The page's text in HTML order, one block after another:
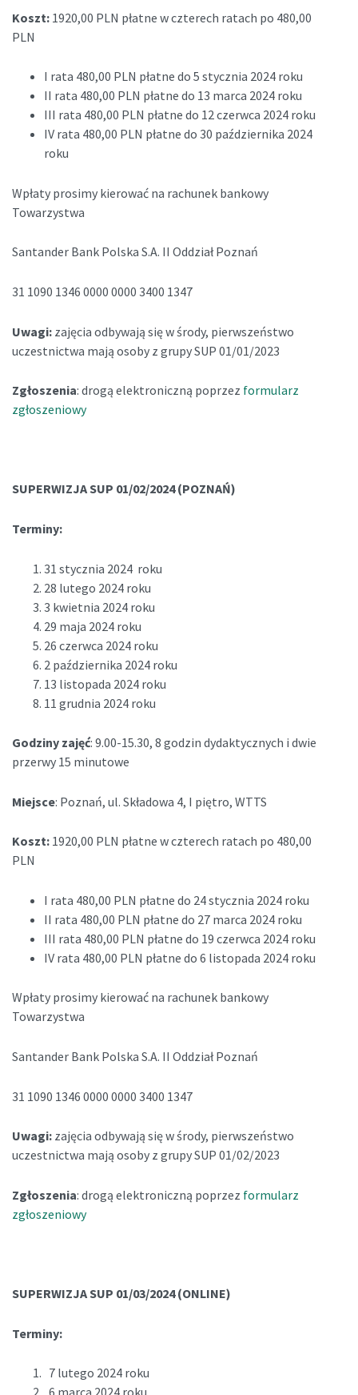
Koszt: 1920,00 PLN płatne w czterech ratach po 480,00
PLN
I rata 480,00 PLN płatne do 5 stycznia 2024 roku
II rata 480,00 PLN płatne do 13 marca 2024 roku
III rata 480,00 PLN płatne do 12 czerwca 2024 roku
IV rata 480,00 PLN płatne do 30 października 2024
roku
Wpłaty prosimy kierować na rachunek bankowy
Towarzystwa
Santander Bank Polska S.A. II Oddział Poznań
31 1090 1346 0000 0000 3400 1347
Uwagi: zajęcia odbywają się w środy, pierwszeństwo
uczestnictwa mają osoby z grupy SUP 01/01/2023
Zgłoszenia: drogą elektroniczną poprzez formularz
zgłoszeniowy
SUPERWIZJA SUP 01/02/2024 (POZNAŃ)
Terminy:
31 stycznia 2024 roku
28 lutego 2024 roku
3 kwietnia 2024 roku
29 maja 2024 roku
26 czerwca 2024 roku
2 października 2024 roku
13 listopada 2024 roku
11 grudnia 2024 roku
Godziny zajęć: 9.00-15.30, 8 godzin dydaktycznych i dwie
przerwy 15 minutowe
Miejsce: Poznań, ul. Składowa 4, I piętro, WTTS
Koszt: 1920,00 PLN płatne w czterech ratach po 480,00
PLN
I rata 480,00 PLN płatne do 24 stycznia 2024 roku
II rata 480,00 PLN płatne do 27 marca 2024 roku
III rata 480,00 PLN płatne do 19 czerwca 2024 roku
IV rata 480,00 PLN płatne do 6 listopada 2024 roku
Wpłaty prosimy kierować na rachunek bankowy
Towarzystwa
Santander Bank Polska S.A. II Oddział Poznań
31 1090 1346 0000 0000 3400 1347
Uwagi: zajęcia odbywają się w środy, pierwszeństwo
uczestnictwa mają osoby z grupy SUP 01/02/2023
Zgłoszenia: drogą elektroniczną poprzez formularz
zgłoszeniowy
SUPERWIZJA SUP 01/03/2024 (ONLINE)
Terminy:
7 lutego 2024 roku